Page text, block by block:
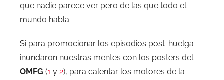
que nadie parece ver pero de las que todo el
mundo habla.
Si para promocionar los episodios post-huelga
inundaron nuestras mentes con los posters del
OMFG (1 y 2), para calentar los motores de la